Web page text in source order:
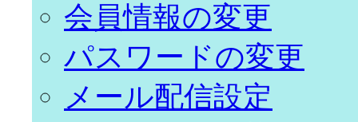
会員情報の変更
パスワードの変更
メール配信設定